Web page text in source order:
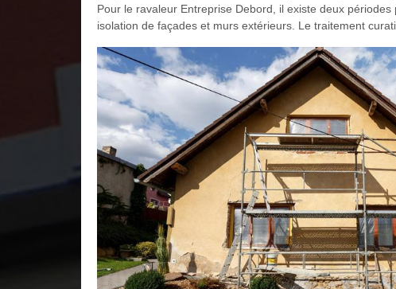
Pour le ravaleur Entreprise Debord, il existe deux
isolation de façades et murs extérieurs. Le traitement